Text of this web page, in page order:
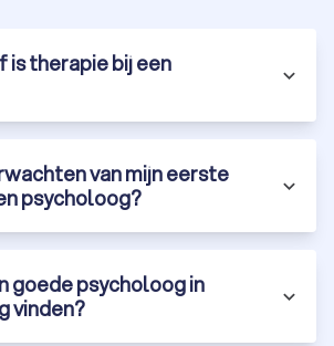
therapie bij een
van mijn eerste
psycholoog?
goede psycholoog in
vinden?